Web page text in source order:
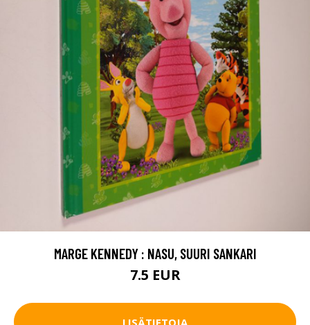
MARGE KENNEDY : NASU, SUURI SANKARI
7.5 EUR
LISÄTIETOJA